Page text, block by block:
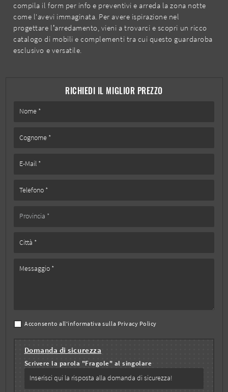
RICHIEDI IL MIGLIOR PREZZO
Acconsento all'informativa sulla Privacy Policy
Domanda di sicurezza
Scrivere la parola "Fragole" al singolare
compila il form per info e preventivi e arreda la zona notte
come l'avevi immaginata. Per avere ispirazione nel
progettare l’arredamento, vieni a trovarci e scopri un ricco
catalogo di mobili e complementi tra cui questo guardaroba
esclusivo e versatile.